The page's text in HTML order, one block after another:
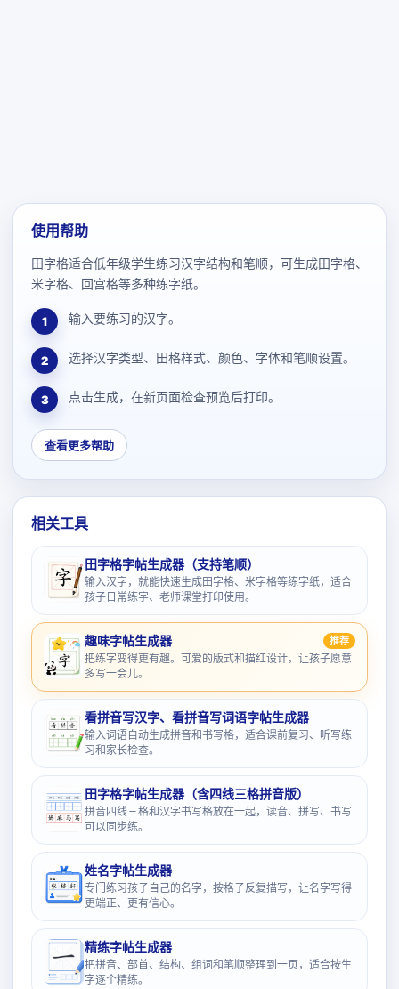
使用帮助
田字格适合低年级学生练习汉字结构和笔顺，可生成田字格、
米字格、回宫格等多种练字纸。
1 输入要练习的汉字。
2 选择汉字类型、田格样式、颜色、字体和笔顺设置。
3 点击生成，在新页面检查预览后打印。
查看更多帮助
相关工具
田字格字帖生成器（支持笔顺）
输入汉字，就能快速生成田字格、米字格等练字纸，适合
孩子日常练字、老师课堂打印使用。
趣味字帖生成器 推荐
把练字变得更有趣。可爱的版式和描红设计，让孩子愿意
多写一会儿。
看拼音写汉字、看拼音写词语字帖生成器
输入词语自动生成拼音和书写格，适合课前复习、听写练
习和家长检查。
田字格字帖生成器（含四线三格拼音版）
拼音四线三格和汉字书写格放在一起，读音、拼写、书写
可以同步练。
姓名字帖生成器
专门练习孩子自己的名字，按格子反复描写，让名字写得
更端正、更有信心。
精练字帖生成器
把拼音、部首、结构、组词和笔顺整理到一页，适合按生
字逐个精练。